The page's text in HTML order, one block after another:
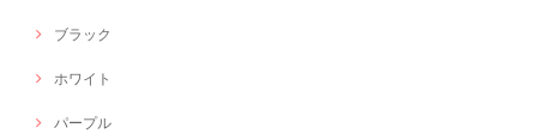
ブラック
ホワイト
パープル